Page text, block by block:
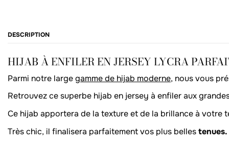
DESCRIPTION
HIJAB À ENFILER EN JERSEY LYCRA
Parmi notre largegamme de hijab moderne, nous vous
Retrouvez ce superbe hijab en jersey à enfileraux
Ce hijab apportera de la texture et de la brillance à votre
Très chic, il finalisera parfaitement vos plus bellestenues.